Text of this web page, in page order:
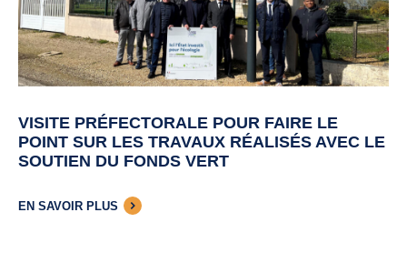
VISITE PRÉFECTORALE POUR FAIRE LE
POINT SUR LES TRAVAUX RÉALISÉS AVEC LE
SOUTIEN DU FONDS VERT
EN SAVOIR PLUS